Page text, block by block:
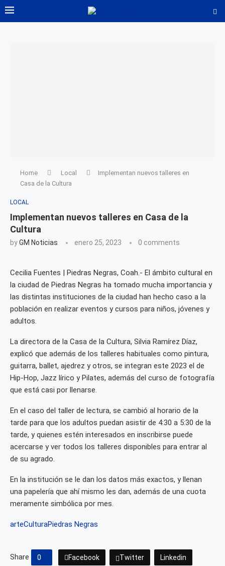
Home Local
Implementan nuevos talleres en
Casa de la Cultura
LOCAL
Implementan nuevos talleres en Casa de la
Cultura
byGM Noticias enero 25, 2023 0 comments
Cecilia Fuentes | Piedras Negras, Coah.- El ámbito cultural en
la ciudad de Piedras Negras ha tomado mucha importancia y
las distintas instituciones de la ciudad han hecho caso a la
población en realizar eventos y cursos para niños, jóvenes y
adultos.
La directora de la Casa de la Cultura, Silvia Ramírez Díaz,
explicó que además de los talleres habituales como pintura,
guitarra, ballet, ajedrez y otros, se integran este 2023 el de
Hip-Hop, Jazz lírico y Pilates, además del curso de fotografía
que está casi por llenarse.
En el caso del taller de lectura, se cambió al horario de la
tarde para que los adultos puedan asistir de 4:30 a 5:30 de la
tarde, y quienes estén interesados en inscribirse puede
acercarse y ver todos los talleres disponibles para entrar al
de su agrado.
En la institución se le dan los datos más exactos, y llenan
una papelería que ahí mismo les dan, además de una cuota
meramente simbólica por mes.
arteCulturaPiedras Negras
Share 0 Facebook Twitter Linkedin